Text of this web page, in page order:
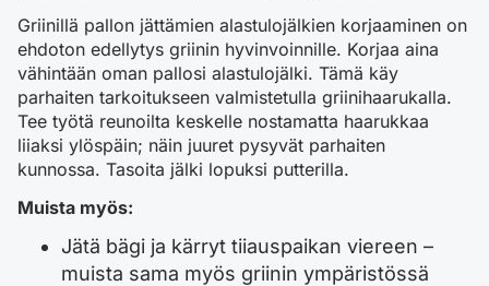
Griinillä pallon jättämien alastulojälkien korjaaminen on
ehdoton edellytys griinin hyvinvoinnille. Korjaa aina
vähintään oman pallosi alastulojälki. Tämä käy
parhaiten tarkoitukseen valmistetulla griinihaarukalla.
Tee työtä reunoilta keskelle nostamatta haarukkaa
liiaksi ylöspäin; näin juuret pysyvät parhaiten
kunnossa. Tasoita jälki lopuksi putterilla.
Muista myös:
Jätä bägi ja kärryt tiiauspaikan viereen –
muista sama myös griinin ympäristössä